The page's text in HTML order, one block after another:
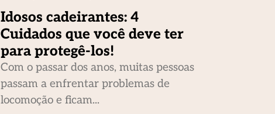
Idosos cadeirantes: 4
Cuidados que você deve ter
para protegê-los!
Com o passar dos anos, muitas pessoas
passam a enfrentar problemas de
locomoção e ficam...